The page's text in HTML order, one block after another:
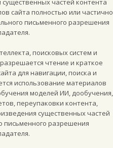
частей контента
сайта полностью или частично
письменного разрешения
поисковых систем и
чтение и краткое
для навигации, поиска и
использование материалов
моделей ИИ, дообучения,
переупаковки контента,
существенных частей
письменного разрешения